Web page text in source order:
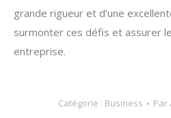
grande rigueur et d'une
surmonter ces défis et assurer
entreprise.
Catégorie : Business Par